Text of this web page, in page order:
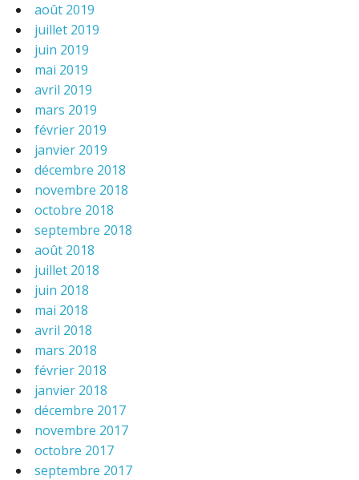
août 2019
juillet 2019
juin 2019
mai 2019
avril 2019
mars 2019
février 2019
janvier 2019
décembre 2018
novembre 2018
octobre 2018
septembre 2018
août 2018
juillet 2018
juin 2018
mai 2018
avril 2018
mars 2018
février 2018
janvier 2018
décembre 2017
novembre 2017
octobre 2017
septembre 2017